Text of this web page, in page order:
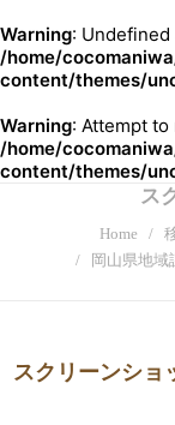
Warning:
/home/
content/themes/
Warning: Attempt
/home/
content/themes/
ス
Home
岡山県地
スクリーンシ